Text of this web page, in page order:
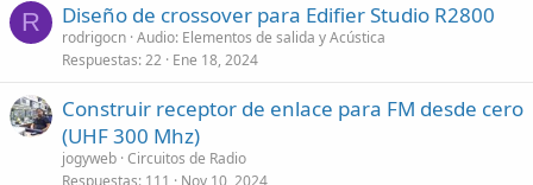
R Diseño de crossover para Edifier Studio R2800
rodrigocn Audio: Elementos de salida y Acústica
Respuestas 22 Ene 18, 2024
Construir receptor de enlace para FM desde cero
(UHF 300 Mhz)
jogyweb Circuitos de Radio
Respuestas 111 Nov 10, 2024